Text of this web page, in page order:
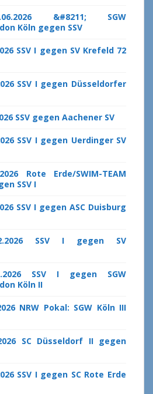
&#8211; SGW
Köln gegen SSV
SSV I gegen SV Krefeld 72
SSV I gegen Düsseldorfer
SSV gegen Aachener SV
SSV I gegen Uerdinger SV
Rote Erde/SWIM-TEAM
SSV I
SSV I gegen ASC Duisburg
SSV I gegen SV
SSV I gegen SGW
Köln II
NRW Pokal: SGW Köln III
SC Düsseldorf II gegen
SSV I gegen SC Rote Erde